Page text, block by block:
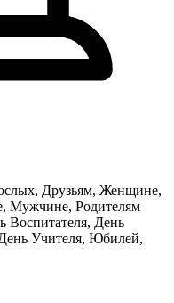
Друзьям, Женщине,
Мужчине, Родителям
Воспитателя, День
Учителя, Юбилей,